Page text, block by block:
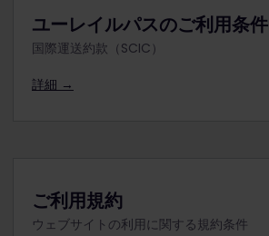
ユーレイルパスのご利用条件
国際運送約款（SCIC）
詳細 →
ご利用規約
ウェブサイトの利用に関する規約条件